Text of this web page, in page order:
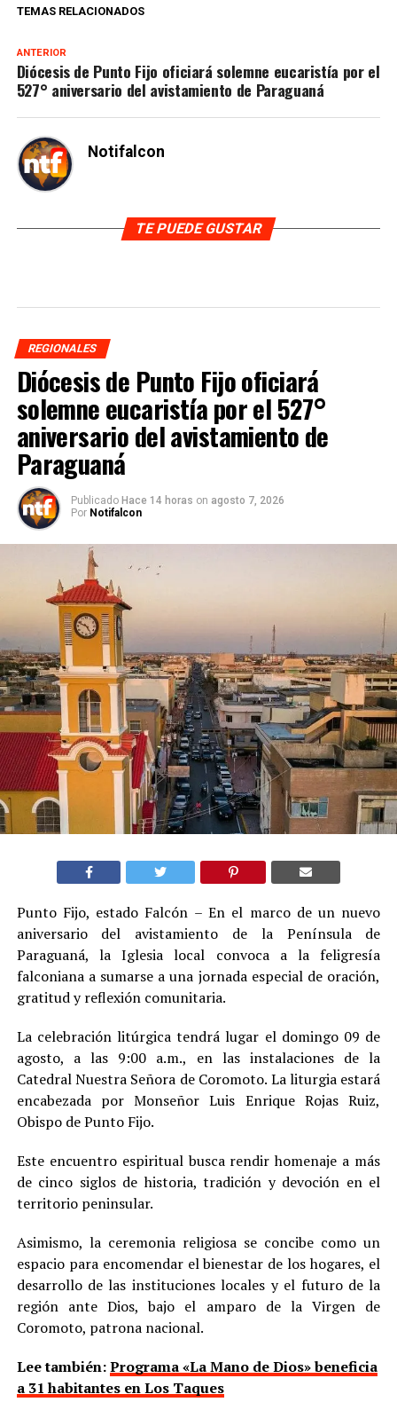
TEMAS RELACIONADOS
ANTERIOR
Diócesis de Punto Fijo oficiará solemne eucaristía por el
527° aniversario del avistamiento de Paraguaná
Notifalcon
TE PUEDE GUSTAR
REGIONALES
Diócesis de Punto Fijo oficiará
solemne eucaristía por el 527°
aniversario del avistamiento de
Paraguaná
Publicado Hace 14 horas on agosto 7, 2026
Por Notifalcon
Punto Fijo, estado Falcón – En el marco de un nuevo
aniversario del avistamiento de la Península de
Paraguaná, la Iglesia local convoca a la feligresía
falconiana a sumarse a una jornada especial de oración,
gratitud y reflexión comunitaria.
La celebración litúrgica tendrá lugar el domingo 09 de
agosto, a las 9:00 a.m., en las instalaciones de la
Catedral Nuestra Señora de Coromoto. La liturgia estará
encabezada por Monseñor Luis Enrique Rojas Ruiz,
Obispo de Punto Fijo.
Este encuentro espiritual busca rendir homenaje a más
de cinco siglos de historia, tradición y devoción en el
territorio peninsular.
Asimismo, la ceremonia religiosa se concibe como un
espacio para encomendar el bienestar de los hogares, el
desarrollo de las instituciones locales y el futuro de la
región ante Dios, bajo el amparo de la Virgen de
Coromoto, patrona nacional.
Lee también:Programa «La Mano de Dios» beneficia
a 31 habitantes en Los Taques